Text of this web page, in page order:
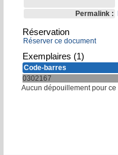
Permalink :
Réservation
Réserver ce document
Exemplaires (1)
Code-barres
0302167
Aucun dépouillement pour ce